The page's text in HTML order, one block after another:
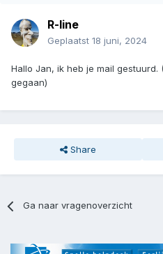
R-line
Geplaatst 18 juni, 2024
Hallo Jan, ik heb je mail gestuurd.
gegaan)
Share
Ga naar vragenoverzicht